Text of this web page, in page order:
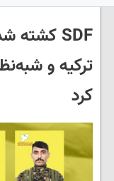
ترکیه و
کرد